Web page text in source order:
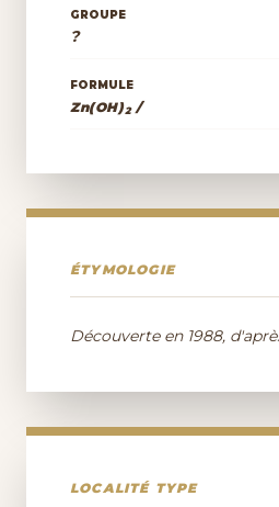
GROUPE
?
FORMULE
Zn(OH)2/
ÉTYMOLOGIE
Découverte en 1988,
LOCALITÉ TYPE